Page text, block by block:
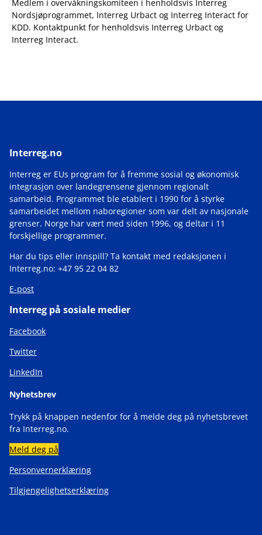
Medlem i overvåkningskomiteen i henholdsvis Interreg
Nordsjøprogrammet, Interreg Urbact og Interreg Interact for
KDD. Kontaktpunkt for henholdsvis Interreg Urbact og
Interreg Interact.
Interreg.no
Interreg er EUs program for å fremme sosial og økonomisk
integrasjon over landegrensene gjennom regionalt
samarbeid. Programmet ble etablert i 1990 for å styrke
samarbeidet mellom naboregioner som var delt av nasjonale
grenser. Norge har vært med siden 1996, og deltar i 11
forskjellige programmer.
Har du tips eller innspill? Ta kontakt med redaksjonen i
Interreg.no: +47 95 22 04 82
E-post
Interreg på sosiale medier
Facebook
Twitter
LinkedIn
Nyhetsbrev
Trykk på knappen nedenfor for å melde deg på nyhetsbrevet
fra Interreg.no.
Meld deg på
Personvernerklæring
Tilgjengelighetserklæring